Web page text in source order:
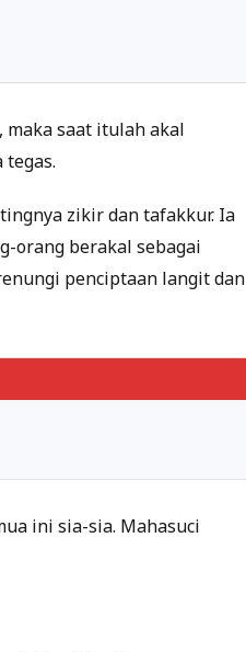
maka saat itulah akal
zikir dan tafakkur. Ia
orang berakal sebagai
penciptaan langit dan
ini sia-sia. Mahasuci